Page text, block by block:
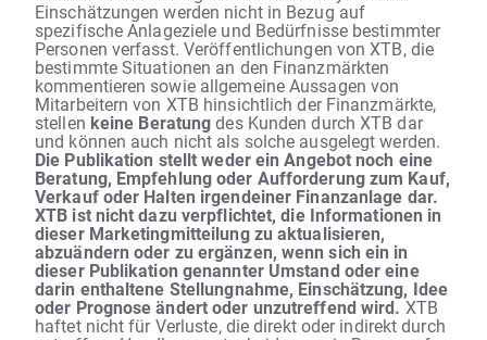
Einschätzungen werden nicht in Bezug auf
spezifische Anlageziele und Bedürfnisse bestimmter
Personen verfasst. Veröffentlichungen von XTB, die
bestimmte Situationen an den Finanzmärkten
kommentieren sowie allgemeine Aussagen von
Mitarbeitern von XTB hinsichtlich der Finanzmärkte,
stellen keine Beratungdes Kunden durch XTB dar
und können auch nicht als solche ausgelegt werden.
Die Publikation stellt weder ein Angebot noch eine
Beratung, Empfehlung oder Aufforderung zum Kauf,
Verkauf oder Halten irgendeiner Finanzanlage dar.
XTB ist nicht dazu verpflichtet, die Informationen in
dieser Marketingmitteilung zu aktualisieren,
abzuändern oder zu ergänzen, wenn sich ein in
dieser Publikation genannter Umstand oder eine
darin enthaltene Stellungnahme, Einschätzung, Idee
oder Prognose ändert oder unzutreffend wird. XTB
haftet nicht für Verluste, die direkt oder indirekt durch